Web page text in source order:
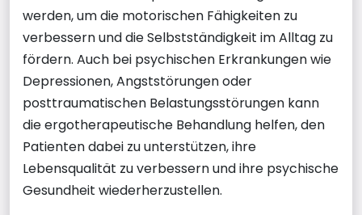
werden, um die motorischen Fähigkeiten zu
verbessern und die Selbstständigkeit im Alltag zu
fördern. Auch bei psychischen Erkrankungen wie
Depressionen, Angststörungen oder
posttraumatischen Belastungsstörungen kann
die ergotherapeutische Behandlung helfen, den
Patienten dabei zu unterstützen, ihre
Lebensqualität zu verbessern und ihre psychische
Gesundheit wiederherzustellen.